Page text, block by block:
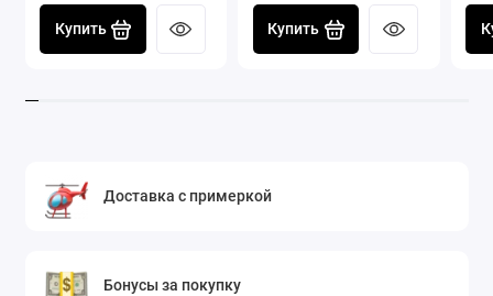
Купить Купить
Доставка с примеркой
Бонусы за покупку